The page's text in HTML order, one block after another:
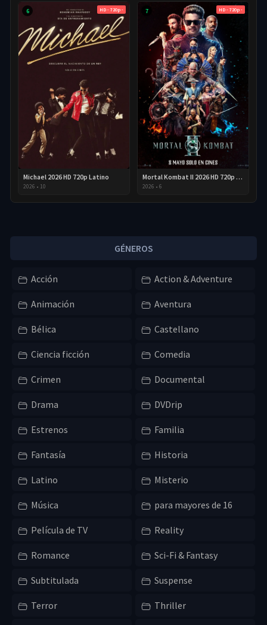
6 HD - 720p -
Michael 2026 HD 720p Latino
2026 • 10
7 HD - 720p -
Mortal Kombat II 2026 HD 720p Latino
2026 • 6
GÉNEROS
Acción Action & Adventure
Animación Aventura
Bélica Castellano
Ciencia ficción Comedia
Crimen Documental
Drama DVDrip
Estrenos Familia
Fantasía Historia
Latino Misterio
Música para mayores de 16
Película de TV Reality
Romance Sci-Fi & Fantasy
Subtitulada Suspense
Terror Thriller